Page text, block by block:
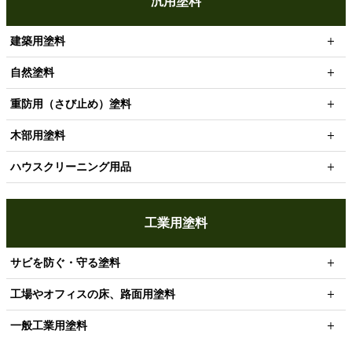
建築用塗料
自然塗料
重防用（さび止め）塗料
木部用塗料
ハウスクリーニング用品
工業用塗料
サビを防ぐ・守る塗料
工場やオフィスの床、路面用塗料
一般工業用塗料